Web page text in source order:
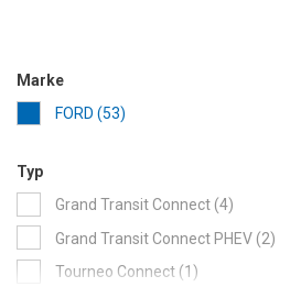
Marke
FORD 53items
Typ
Grand Transit Connect 4items
Grand Transit Connect PHEV 2items
Tourneo Connect 1item